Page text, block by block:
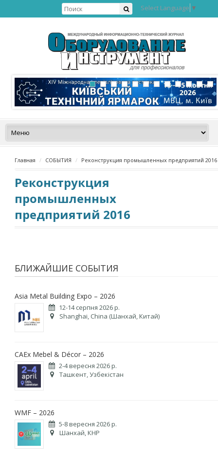
Select Language ▼
Главная СОБЫТИЯ Реконструкция промышленных предприятий 2016
Реконструкция
промышленных
предприятий 2016
БЛИЖАЙШИЕ СОБЫТИЯ
Asia Metal Building Expo – 2026
12-14 серпня 2026 р.
Shanghai, China (Шанхай, Китай)
CAEx Mebel & Décor – 2026
2-4 вересня 2026 р.
Ташкент, Узбекістан
WMF – 2026
5-8 вересня 2026 р.
Шанхай, КНР